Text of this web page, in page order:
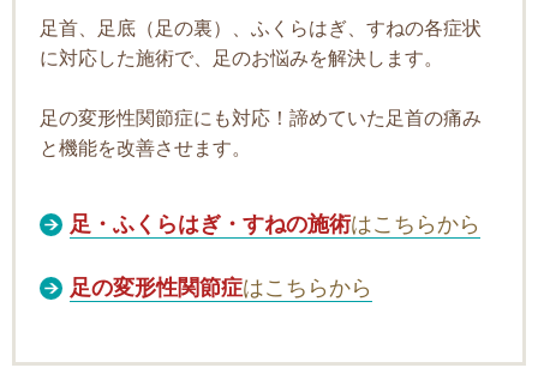
足首、足底（足の裏）、ふくらはぎ、すねの各症状
に対応した施術で、足のお悩みを解決します。
足の変形性関節症にも対応！諦めていた足首の痛み
と機能を改善させます。
足・ふくらはぎ・すねの施術はこちらから
足の変形性関節症はこちらから